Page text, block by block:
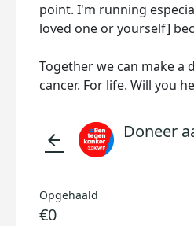
point. I'm running
loved one or yourself]
Together we can make a
cancer. For life. Will you
arrow_back Doneer
Opgehaald
€0